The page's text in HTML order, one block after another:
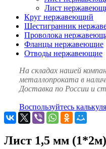
Лист
Круг нержавеющий
Шестигранник
Проволока
Фланцы нержавеющие
Отводы нержавеющие
На складах нашей
металлопроката в
Доставка по России и
Воспользуйтесь
Лист 1,5 мм